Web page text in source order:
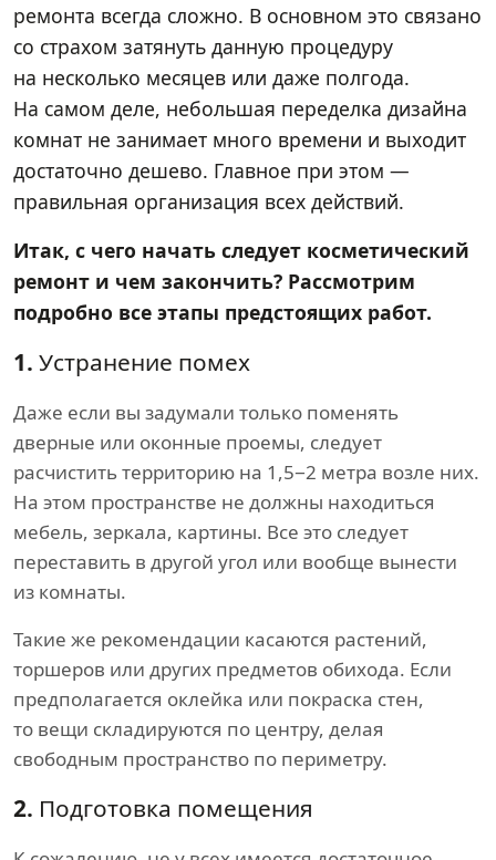
ремонта всегда сложно. В основном это связано
со страхом затянуть данную процедуру
на несколько месяцев или даже полгода.
На самом деле, небольшая переделка дизайна
комнат не занимает много времени и выходит
достаточно дешево. Главное при этом —
правильная организация всех действий.
Итак, с чего начать следует косметический
ремонт и чем закончить? Рассмотрим
подробно все этапы предстоящих работ.
1. Устранение помех
Даже если вы задумали только поменять
дверные или оконные проемы, следует
расчистить территорию на 1,5−2 метра возле них.
На этом пространстве не должны находиться
мебель, зеркала, картины. Все это следует
переставить в другой угол или вообще вынести
из комнаты.
Такие же рекомендации касаются растений,
торшеров или других предметов обихода. Если
предполагается оклейка или покраска стен,
то вещи складируются по центру, делая
свободным пространство по периметру.
2. Подготовка помещения